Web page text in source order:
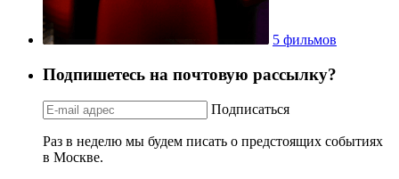
5 фильмов
Подпишетесь на почтовую рассылку?
Подписаться
Раз в неделю мы будем писать о предстоящих событиях
в Москве.